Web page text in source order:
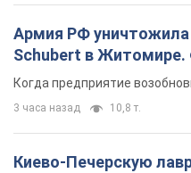
Армия РФ уничтожила
Schubert в
Когда предприятие
3 часа назад 10,8 т.
Киево-Печерскую